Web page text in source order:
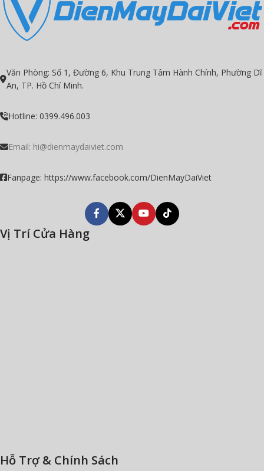
Văn Phòng: Số 1, Đường 6, Khu Trung Tâm Hành Chính, Phường Dĩ
An, TP. Hồ Chí Minh.
Hotline: 0399.496.003
Email: hi@dienmaydaiviet.com
Fanpage: https://www.facebook.com/DienMayDaiViet
Vị Trí Cửa Hàng
Hỗ Trợ & Chính Sách